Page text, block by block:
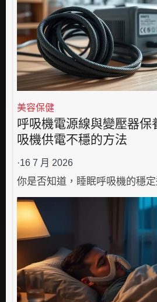
美容保健
呼吸機電源線與變壓器保
吸機供電不穩的方法
·16 7 月 2026
你是否知道，睡眠呼吸機的穩